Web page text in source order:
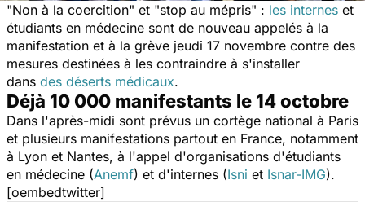
"Non à la coercition" et "stop au mépris" : les internes et
étudiants en médecine sont de nouveau appelés à la
manifestation et à la grève jeudi 17 novembre contre des
mesures destinées à les contraindre à s'installer
dans des déserts médicaux.
Déjà 10 000 manifestants le 14 octobre
Dans l'après-midi sont prévus un cortège national à Paris
et plusieurs manifestations partout en France, notamment
à Lyon et Nantes, à l'appel d'organisations d'étudiants
en médecine (Anemf) et d'internes (Isni et Isnar-IMG).
[oembedtwitter]